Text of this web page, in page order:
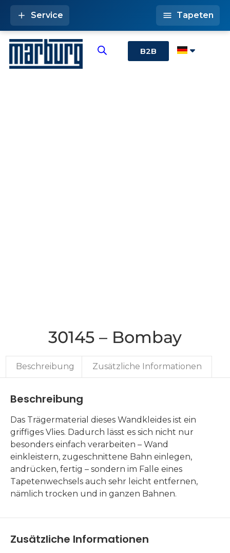
B2B
Service Tapeten
30145 – Bombay
Beschreibung Zusätzliche Informationen
Beschreibung
Das Trägermaterial dieses Wandkleides ist ein
griffiges Vlies. Dadurch lässt es sich nicht nur
besonders einfach verarbeiten – Wand
einkleistern, zugeschnittene Bahn einlegen,
andrücken, fertig – sondern im Falle eines
Tapetenwechsels auch sehr leicht entfernen,
nämlich trocken und in ganzen Bahnen.
Zusätzliche Informationen